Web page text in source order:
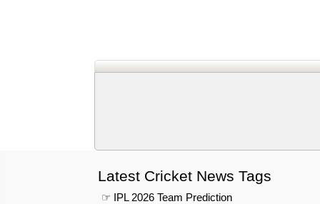
Latest Cricket News Tags
☞ IPL 2026 Team Prediction